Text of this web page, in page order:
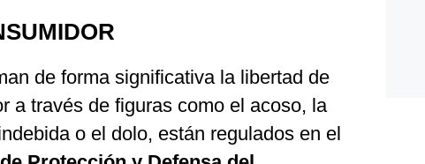
de forma significativa la libertad de
a través de figuras como el acoso, la
o el dolo, están regulados en el